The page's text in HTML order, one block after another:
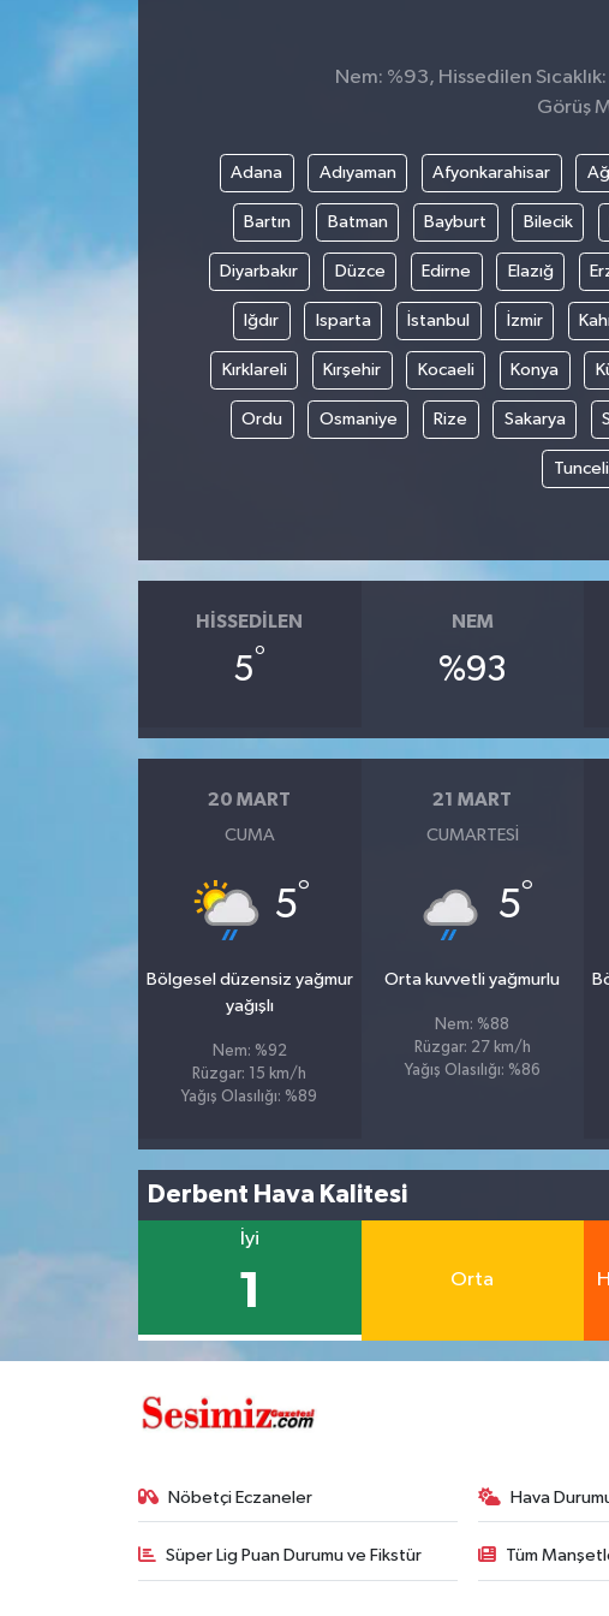
Nem: %93, Hissedilen Sıcaklık:
Görüş
Adana Adıyaman Afyonkarahisar
Bartın Batman Bayburt Bilecik
Diyarbakır Düzce Edirne Elazığ
Iğdır Isparta İstanbul İzmir
Kırklareli Kırşehir Kocaeli Konya
Ordu Osmaniye Rize Sakarya
Tunceli
HISSEDILEN
5°
NEM
%93
20 MART
CUMA
5°
Bölgesel düzensiz yağmur
yağışlı
Nem: %92
Rüzgar: 15 km/h
Yağış Olasılığı: %89
21 MART
CUMARTESI
5°
Orta kuvvetli yağmurlu
Nem: %88
Rüzgar: 27 km/h
Yağış Olasılığı: %86
Derbent Hava Kalitesi
İyi
1 Orta
Nöbetçi Eczaneler Hava
Süper Lig Puan Durumu ve Fikstür Tüm